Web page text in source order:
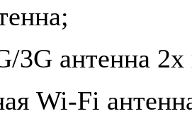
3G антенна
Wi-Fi